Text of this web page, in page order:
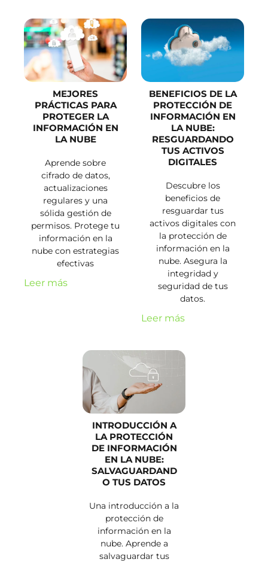
MEJORES
PRÁCTICAS PARA
PROTEGER LA
INFORMACIÓN EN
LA NUBE
Aprende sobre
cifrado de datos,
actualizaciones
regulares y una
sólida gestión de
permisos. Protege tu
información en la
nube con estrategias
efectivas
Leer más
BENEFICIOS DE LA
PROTECCIÓN DE
INFORMACIÓN EN
LA NUBE:
RESGUARDANDO
TUS ACTIVOS
DIGITALES
Descubre los
beneficios de
resguardar tus
activos digitales con
la protección de
información en la
nube. Asegura la
integridad y
seguridad de tus
datos.
Leer más
INTRODUCCIÓN A
LA PROTECCIÓN
DE INFORMACIÓN
EN LA NUBE:
SALVAGUARDAND
O TUS DATOS
Una introducción a la
protección de
información en la
nube. Aprende a
salvaguardar tus